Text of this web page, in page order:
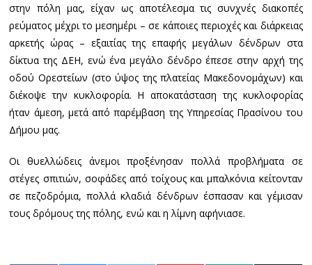
0
1
στην πόλη μας, είχαν ως αποτέλεσμα τις συνχνές διακοπές
ρεύματος μέχρι το μεσημέρι – σε κάποιες περιοχές και διάρκειας
αρκετής ώρας – εξαιτίας της επαφής μεγάλων δένδρων στα
δίκτυα της ΔΕΗ, ενώ ένα μεγάλο δένδρο έπεσε στην αρχή της
οδού Ορεστείων (στο ύψος της πλατείας Μακεδονομάχων) και
διέκοψε την κυκλοφορία. Η αποκατάσταση της κυκλοφορίας
ήταν άμεση, μετά από παρέμβαση της Υπηρεσίας Πρασίνου του
Δήμου μας.
Οι θυελλώδεις άνεμοι προξένησαν πολλά προβλήματα σε
στέγες σπιτιών, σοφάδες από τοίχους και μπαλκόνια κείτονταν
σε πεζοδρόμια, πολλά κλαδιά δένδρων έσπασαν και γέμισαν
τους δρόμους της πόλης, ενώ και η λίμνη αφήνιασε.